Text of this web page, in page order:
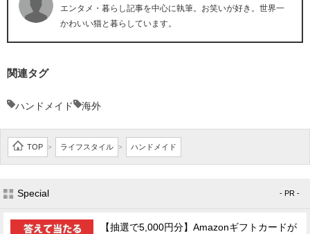
エンタメ・暮らし記事を中心に執筆。お笑いが好き。世界一
かわいい猫と暮らしています。
関連タグ
ハンドメイド 海外
TOP > ライフスタイル > ハンドメイド
Special - PR -
【抽選で5,000円分】Amazonギフトカードが